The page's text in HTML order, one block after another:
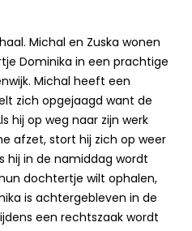
Michal en Zuska wonen
Dominika in een prachtige
Michal heeft een
zich opgejaagd want de
hij op weg naar zijn werk
afzet, stort hij zich op weer
hij in de namiddag wordt
dochtertje wilt ophalen,
is achtergebleven in de
een rechtszaak wordt